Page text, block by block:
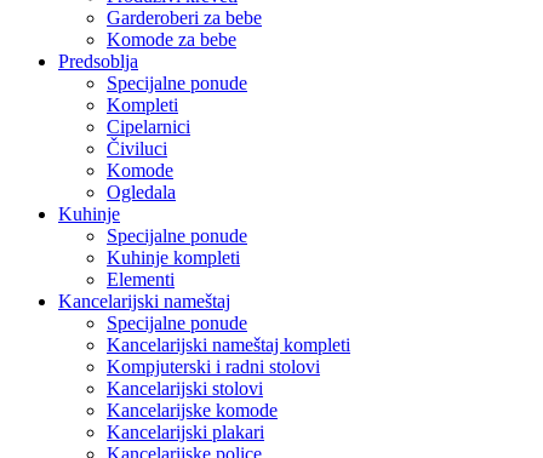
Garderoberi za bebe
Komode za bebe
Predsoblja
Specijalne ponude
Kompleti
Cipelarnici
Čiviluci
Komode
Ogledala
Kuhinje
Specijalne ponude
Kuhinje kompleti
Elementi
Kancelarijski nameštaj
Specijalne ponude
Kancelarijski nameštaj kompleti
Kompjuterski i radni stolovi
Kancelarijski stolovi
Kancelarijske komode
Kancelarijski plakari